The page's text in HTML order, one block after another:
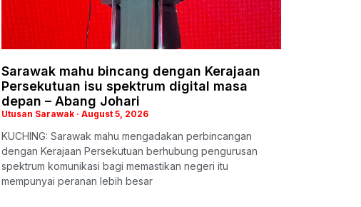
Sarawak mahu bincang dengan Kerajaan
Persekutuan isu spektrum digital masa
depan – Abang Johari
Utusan Sarawak August 5, 2026
KUCHING: Sarawak mahu mengadakan perbincangan
dengan Kerajaan Persekutuan berhubung pengurusan
spektrum komunikasi bagi memastikan negeri itu
mempunyai peranan lebih besar